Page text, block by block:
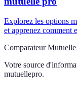
Explorez les options
et apprenez comment
Comparateur
Votre source
mutuellepro.